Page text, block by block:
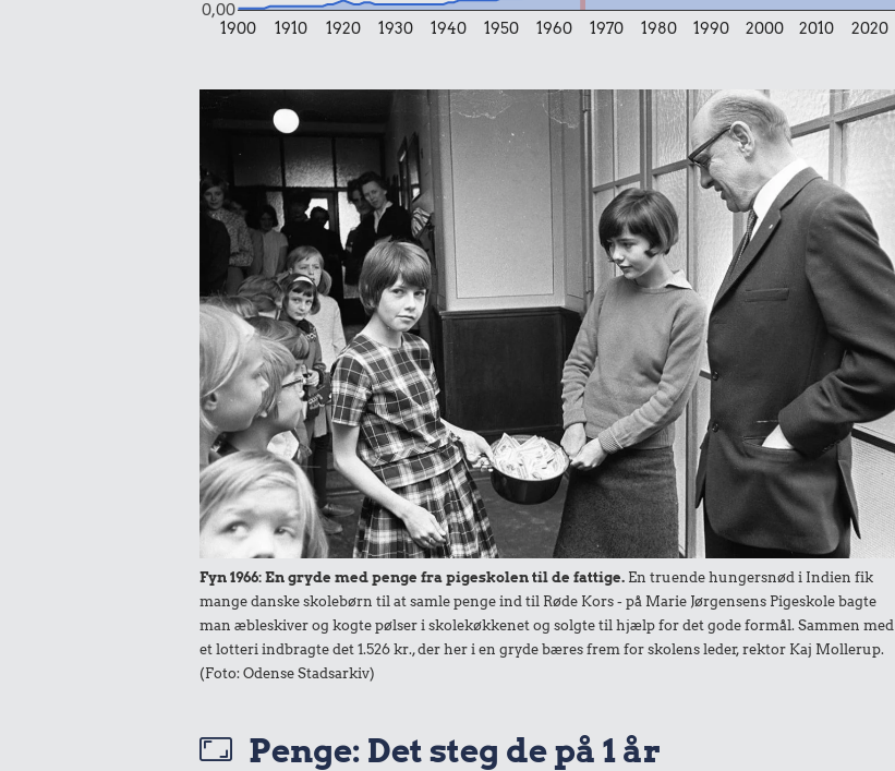
1900 1910 1920 1930 1940 1950 1960 1970 1980 1990 2000 2010 2020
0,00
Fyn 1966: En gryde med penge fra pigeskolen til de fattige. En truende hungersnød i Indien fik
mange danske skolebørn til at samle penge ind til Røde Kors - på Marie Jørgensens Pigeskole bagte
man æbleskiver og kogte pølser i skolekøkkenet og solgte til hjælp for det gode formål. Sammen med
et lotteri indbragte det 1.526 kr., der her i en gryde bæres frem for skolens leder, rektor Kaj Mollerup.
(Foto: Odense Stadsarkiv)
Penge: Det steg de på 1 år